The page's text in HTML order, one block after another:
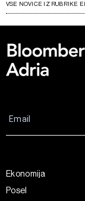
VSE NOVICE IZ RUBRIKE
Ekonomija
Posel